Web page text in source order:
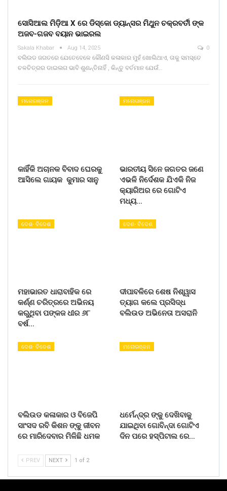
ସୋସିଆଲ ମିଡ଼ିଆ X ରେ ଡିସ୍କୋ ଡ୍ୟାନ୍ସର ମିଥୁନ ଚକ୍ରବର୍ତୀ ଙ୍କ
ଅଜବ-ଗଜବ ବୟାନ ଭାଇରଲ
Sakala Khabar Aug 14, 2025 0
ବଲିଉଡ ଜଗତରେ ଯେତେବେଳେ କୌଣସି କଳାକାର ମୁହଁ ଖୋଲିଥାଏ, ତାକୁ ସମସ୍ତେ
ଚଳଚିତ୍ରର ଡାଇଲଗ ଭାବି ଶୁଣନ୍ତିନାହିଁ , କିନ୍ତୁ ବର୍ତମାନ ଯେଉଁ…
ମନୋରଞ୍ଜନ
କାହିଁକି ଅଚାନକ ବିବାଦ ଘେରକୁ
ଆସିଲେ ଗାୟକ କୁମାର ସାନୁ
ମନୋରଞ୍ଜନ
ଭାରତୀୟ ସିନେ ଜଗତର ଜଣେ
ଏଭଳି ନିର୍ଦେଶକ ଯିଏକି ନିଜ
କ୍ୟାରିଅର ରେ ଗୋଟିଏ
ମଧ୍ୟ…
ଦେଶ- ବିଦେଶ
ମହାଭାରତ ଧାରାବାହିକ ରେ
କର୍ଣ୍ଣ ଚରିତ୍ରରେ ଅଭିନୟ
କରୁଥିବା ପଙ୍କଜ ଧୀର ୬୮
ବର୍ଷ…
ଦେଶ- ବିଦେଶ
ଦୀପାବଳିରେ ଶେଷ ନିଶ୍ୱାସ
ତ୍ୟାଗ କଲେ ପ୍ରସିଦ୍ଧ
ବଲିଉଡ ଅଭିନେତା ଅସରାନି
ଦେଶ- ବିଦେଶ
ବଲିଉଡ କଳାକାର ଓ ବିଜେପି
ସାଂସଦ ରବି କିଶନ ଙ୍କୁ ଜୀବନ
ରେ ମାରିଦେବାର ମିଳିଛି ଧମକ
ମନୋରଞ୍ଜନ
ଧର୍ମେନ୍ଦ୍ର ଙ୍କୁ ଦେଖିବାକୁ
ଯାଇଥିବା ଗୋବିନ୍ଦା ଗୋଟିଏ
ଦିନ ପରେ ହସ୍ପିଟାଲ ରେ…
PREV NEXT 1 of 2